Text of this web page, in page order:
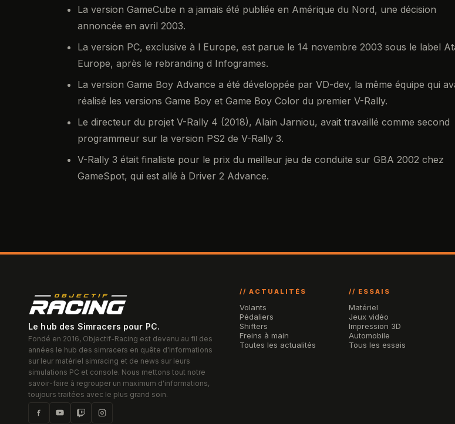
La version GameCube n a jamais été publiée en Amérique du Nord, une décision
annoncée en avril 2003.
La version PC, exclusive à l Europe, est parue le 14 novembre 2003 sous le label
Europe, après le rebranding d Infogrames.
La version Game Boy Advance a été développée par VD-dev, la même équipe qui
réalisé les versions Game Boy et Game Boy Color du premier V-Rally.
Le directeur du projet V-Rally 4 (2018), Alain Jarniou, avait travaillé comme second
programmeur sur la version PS2 de V-Rally 3.
V-Rally 3 était finaliste pour le prix du meilleur jeu de conduite sur GBA 2002 chez
GameSpot, qui est allé à Driver 2 Advance.
Le hub des Simracers pour PC.
Fondé en 2016, Objectif-Racing est devenu au fil des
années le hub des simracers en quête d'informations
sur leur matériel simracing et de news sur leurs
simulations PC et console. Nous mettons tout notre
savoir-faire à regrouper un maximum d'informations,
toujours traitées avec le plus grand soin.
// ACTUALITÉS
Volants
Pédaliers
Shifters
Freins à main
Toutes les actualités
// ESSAIS
Matériel
Jeux vidéo
Impression 3D
Automobile
Tous les essais